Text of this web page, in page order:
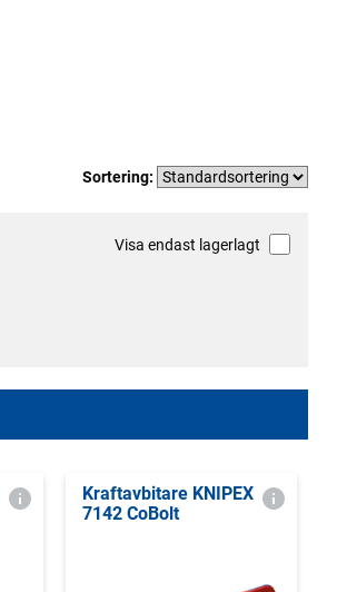
Sortering:
Visa endast lagerlagt
Kraftavbitare KNIPEX
7142 CoBolt